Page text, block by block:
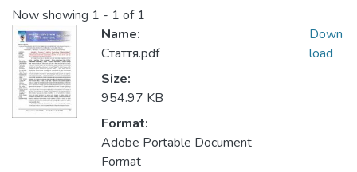
Now showing 1 - 1 of 1
Name:
Стаття.pdf
Size:
954.97 KB
Format:
Adobe Portable Document
Format
Down
load